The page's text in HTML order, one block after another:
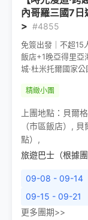
內哥羅三國7日
> #4855
免簽出發｜不超15
飯店+1晚亞得里亞
城·杜米托爾國家
精緻小團
上團地點： 貝爾
（市區飯店） , 貝
點） ,
旅遊巴士（根據
09-08 - 09-14
09-15 - 09-21
更多團期>>